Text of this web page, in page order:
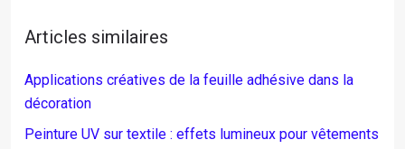
Articles similaires
Applications créatives de la feuille adhésive dans la
décoration
Peinture UV sur textile : effets lumineux pour vêtements